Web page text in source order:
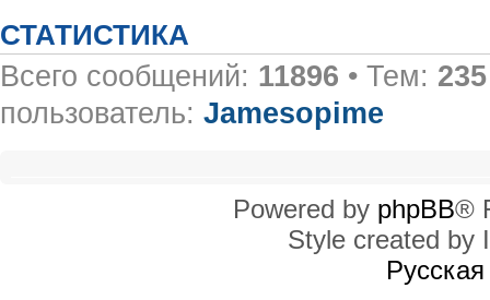
СТАТИСТИКА
Всего сообщений: 11896 • Тем: 235
пользователь: Jamesopime
Powered by phpBB®
Style created by